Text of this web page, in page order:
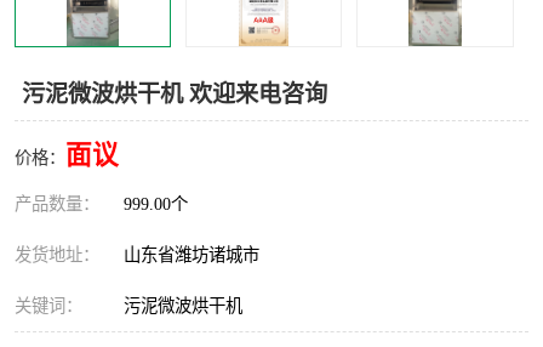
污泥微波烘干机 欢迎来电咨询
价格： 面议
产品数量： 999.00个
发货地址： 山东省潍坊诸城市
关键词： 污泥微波烘干机